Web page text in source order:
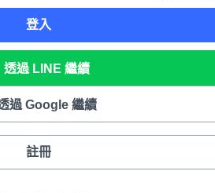
登入
透過 LINE 繼續
過 Google 繼續
註冊